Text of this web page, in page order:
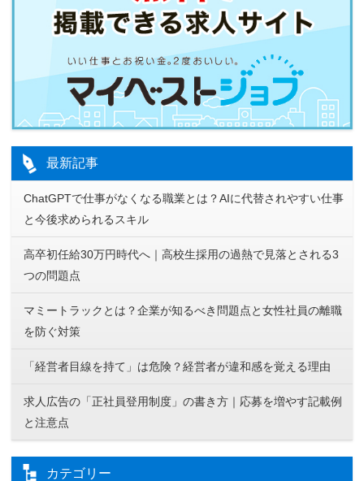
最新記事
ChatGPTで仕事がなくなる職業とは？AIに代替されやすい仕事
と今後求められるスキル
高卒初任給30万円時代へ｜高校生採用の過熱で見落とされる3
つの問題点
マミートラックとは？企業が知るべき問題点と女性社員の離職
を防ぐ対策
「経営者目線を持て」は危険？経営者が違和感を覚える理由
求人広告の「正社員登用制度」の書き方｜応募を増やす記載例
と注意点
カテゴリー